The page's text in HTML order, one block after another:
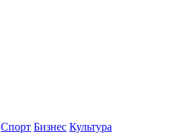
Спорт Бизнес Культура